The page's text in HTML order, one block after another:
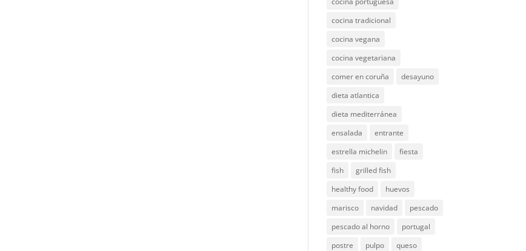
cocina tradicional
cocina vegana
cocina vegetariana
comer en coruña
desayuno
dieta atlantica
dieta mediterránea
ensalada
entrante
estrella michelin
fiesta
fish
grilled fish
healthy food
huevos
marisco
navidad
pescado
pescado al horno
portugal
postre
pulpo
queso